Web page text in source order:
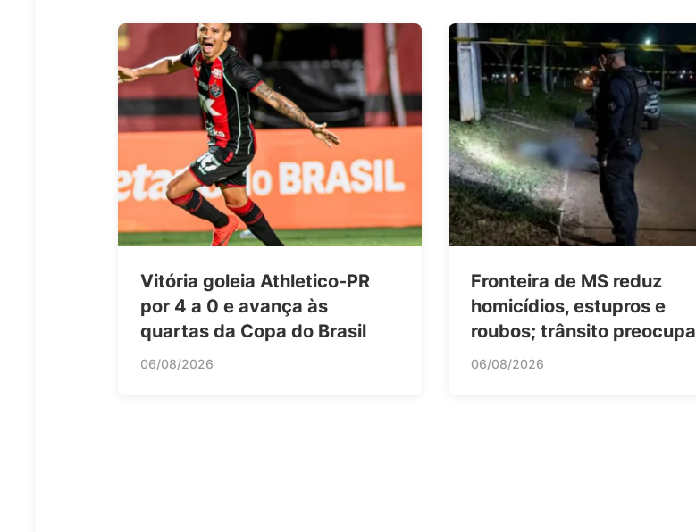
Vitória goleia Athletico-PR
por 4 a 0 e avança às
quartas da Copa do Brasil
06/08/2026
Fronteira de MS reduz
homicídios, estupros e
roubos; trânsito preocupa
06/08/2026